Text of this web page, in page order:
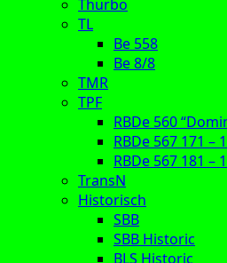
Thurbo
TL
Be 558
Be 8/8
TMR
TPF
RBDe 560
RBDe 567 171 –
RBDe 567 181 –
TransN
Historisch
SBB
SBB Historic
BLS Historic